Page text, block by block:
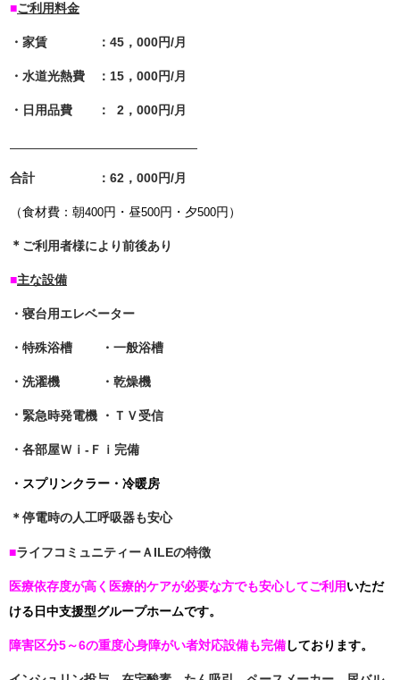
■ご利用料金
・家賃 ：45，000円/月
・水道光熱費 ：15，000円/月
・日用品費 ： 2，000円/月
合計 ：62，000円/月
（食材費：朝400円・昼500円・夕500円）
＊ ご利用者様により前後あり
■主な設備
・寝台用エレベーター
・特殊浴槽 ・一般浴槽
・洗濯機 ・乾燥機
・ 緊急時発電機 ・ＴＶ受信
・各部屋Ｗｉ-Ｆｉ完備
・スプリンクラー・冷暖房
＊停電時の人工呼吸器も安心
■ライフコミュニティーＡILEの特徴
医療依存度が高く医療的ケアが必要な方でも安心してご利用いただ
ける日中支援型グループホームです。
障害区分5～6の重度心身障がい者対応設備も完備しております。